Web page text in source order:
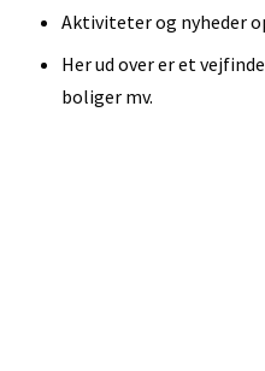
Aktiviteter og nyheder
Her ud over er et
boliger mv.